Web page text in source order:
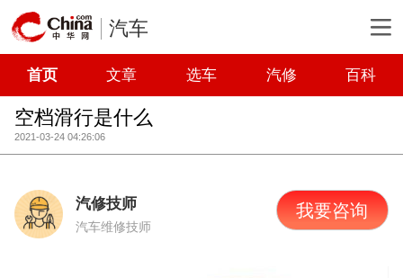
汽车
首页 文章 选车 汽修 百科
空档滑行是什么
2021-03-24 04:26:06
汽修技师
汽车维修技师
我要咨询